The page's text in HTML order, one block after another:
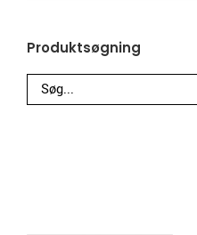
Produktsøgning